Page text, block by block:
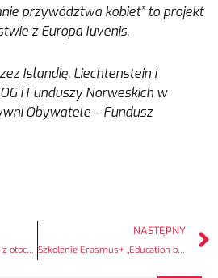
przywództwa kobiet” to projekt
z Europa Iuvenis.
Islandię, Liechtenstein i
i Funduszy Norweskich w
Obywatele – Fundusz
Pobierz materiały do pracy z otoczeniem działaczek lokalnych!
NASTĘPNY
Szkolenie Erasmus+ „Education by Games” (2)